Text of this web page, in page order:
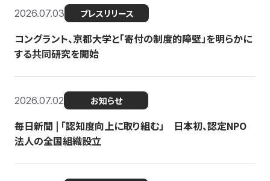
2026.07.03 プレスリリース
コングラント、京都大学と「寄付の制度的障壁」を明らかに
する共同研究を開始
2026.07.02 お知らせ
毎日新聞 | 「認知度向上に取り組む」 日本初、認定NPO
法人の全国組織設立